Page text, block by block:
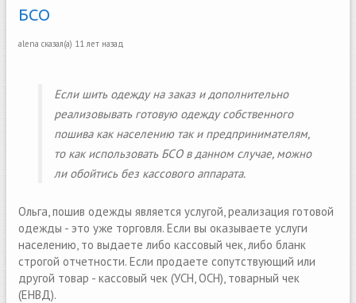
БСО
alena сказал(а) 11 лет назад
Если шить одежду на заказ и дополнительно
реализовывать готовую одежду собственного
пошива как населению так и предпринимателям,
то как использовать БСО в данном случае, можно
ли обойтись без кассового аппарата.
Ольга, пошив одежды является услугой, реализация готовой
одежды - это уже торговля. Если вы оказываете услуги
населению, то выдаете либо кассовый чек, либо бланк
строгой отчетности. Если продаете сопутствующий или
другой товар - кассовый чек (УСН, ОСН), товарный чек
(ЕНВД).